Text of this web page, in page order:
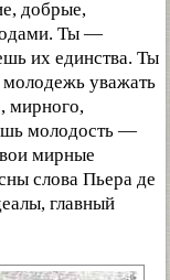
добрые,
Ты —
их единства. Ты
уважать
мирного,
молодость —
мирные
слова Пьера де
главный